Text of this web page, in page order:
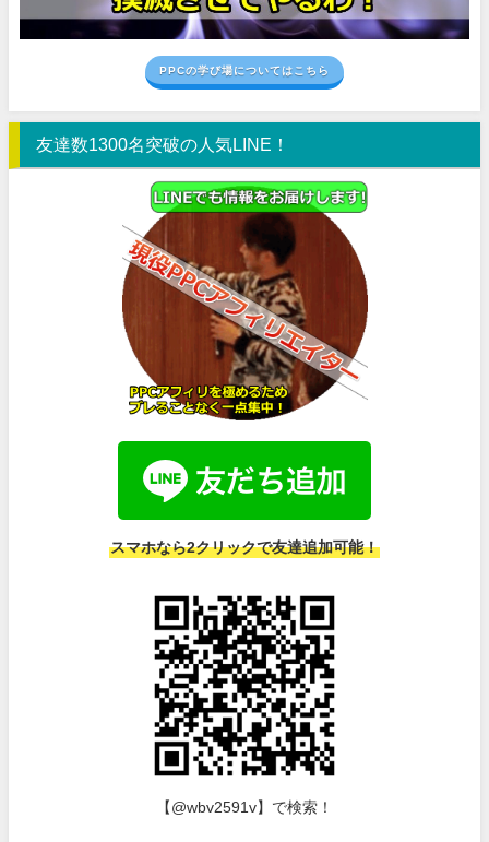
PPCの学び場についてはこちら
友達数1300名突破の人気LINE！
スマホなら2クリックで友達追加可能！
【@wbv2591v】で検索！